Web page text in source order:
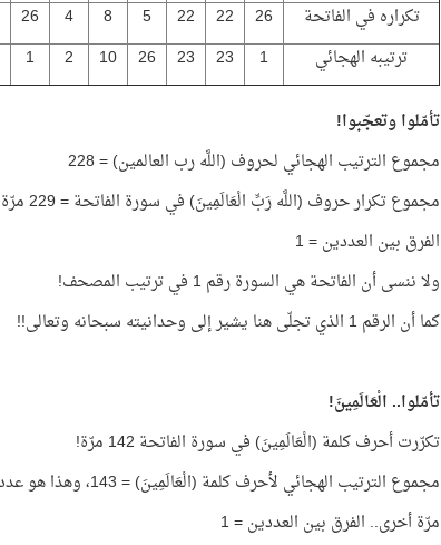
تكراره في الفاتحة
26
22
22
5
8
4
26
ترتيبه الهجائي
1
23
23
26
10
2
1
تأمّلوا وتعجّبوا!
مجموع الترتيب الهجائي لحروف (اللَّه رب العالمين) = 228
مجموع تكرار حروف (اللَّه رَبِّ الْعَالَمِينَ) في سورة الفاتحة = 229 مرّة!
الفرق بين العددين = 1
ولا ننسى أن الفاتحة هي السورة رقم 1 في ترتيب المصحف!
كما أن الرقم 1 الذي تجلّى هنا يشير إلى وحدانيته سبحانه وتعالى!!
تأمّلوا.. الْعَالَمِينَ!
تكرّرت أحرف كلمة (الْعَالَمِينَ) في سورة الفاتحة 142 مرّة!
مجموع الترتيب الهجائي لأحرف كلمة (الْعَالَمِينَ) = 143، وهذا هو عدد حروف سورة الفاتحة!
مرّة أخرى.. الفرق بين العددين = 1